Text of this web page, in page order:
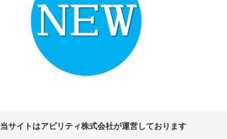
当サイトはアビリティ株式会社が運営しております